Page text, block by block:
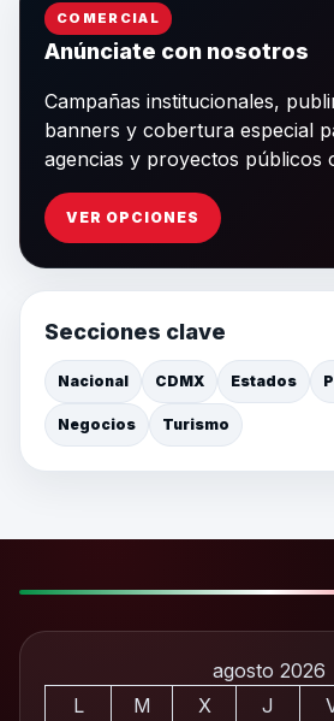
COMERCIAL
Anúnciate con nosotros
Campañas institucionales,
banners y cobertura especial
agencias y proyectos públicos
VER OPCIONES
Secciones clave
Nacional CDMX Estados
Negocios Turismo
agosto 2026
L
M X J